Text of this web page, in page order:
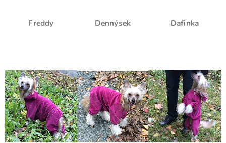
Freddy Dennýsek Dafinka